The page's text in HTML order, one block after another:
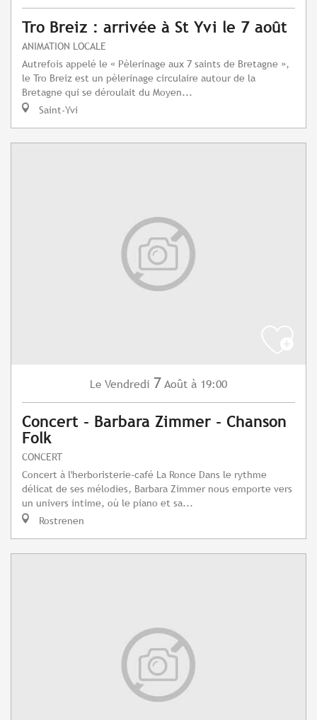
Tro Breiz : arrivée à St Yvi le 7 août
ANIMATION LOCALE
Autrefois appelé le « Pèlerinage aux 7 saints de Bretagne »,
le Tro Breiz est un pèlerinage circulaire autour de la
Bretagne qui se déroulait du Moyen...
Saint-Yvi
Le Vendredi 7 Août à 19:00
Concert - Barbara Zimmer - Chanson
Folk
CONCERT
Concert à l'herboristerie-café La Ronce Dans le rythme
délicat de ses mélodies, Barbara Zimmer nous emporte vers
un univers intime, où le piano et sa...
Rostrenen